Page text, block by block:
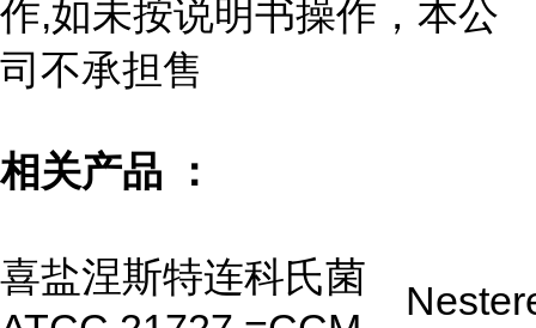
作,如未按说明书操作，本公
司不承担售
相关产品 ：
喜盐涅斯特连科氏菌